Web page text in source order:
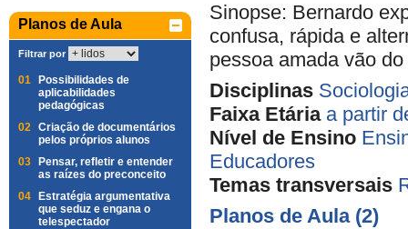
Planos de Aula
Filtrar por
01
Possibilidades de
aplicabilidades
pedagógicas
02 Criação de documentários
pelos próprios alunos
03
Pensar, refletir e entender
as raízes do preconceito
04
Estratégia argumentativa
que seduz e engana o
telespectador
Sinopse: Bernardo
confusa, rápida e
pessoa amada vão
Disciplinas
Faixa Etária a partir
Nível de Ensino
Educadores
Temas transversais
Planos de Aula (2)